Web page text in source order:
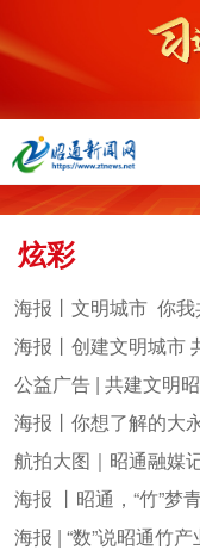
炫彩
海报丨文明城市 你我
海报丨创建文明城市
公益广告 | 共建文明
海报丨你想了解的大
航拍大图｜昭通融媒
海报 丨昭通，“竹”梦
海报 | “数”说昭通竹产